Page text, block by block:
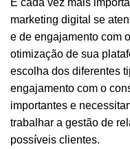
marketing digital se
e de engajamento com
otimização de sua
escolha dos diferentes
engajamento com o
importantes e
trabalhar a gestão de
possíveis clientes.